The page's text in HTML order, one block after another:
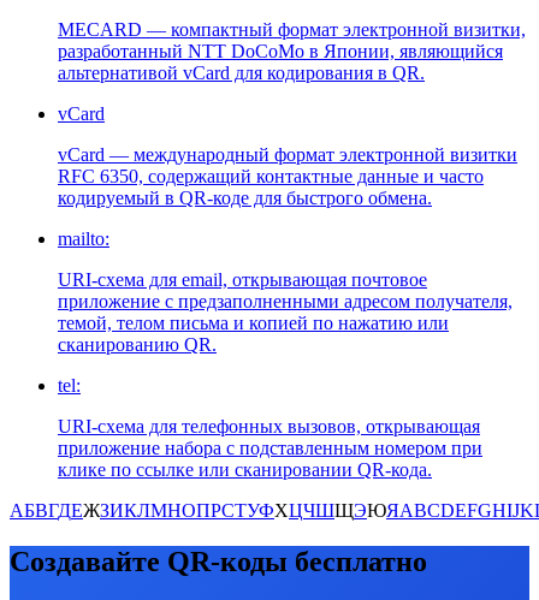
MECARD — компактный формат электронной визитки,
разработанный NTT DoCoMo в Японии, являющийся
альтернативой vCard для кодирования в QR.
vCard
vCard — международный формат электронной визитки
RFC 6350, содержащий контактные данные и часто
кодируемый в QR-коде для быстрого обмена.
mailto:
URI-схема для email, открывающая почтовое
приложение с предзаполненными адресом получателя,
темой, телом письма и копией по нажатию или
сканированию QR.
tel:
URI-схема для телефонных вызовов, открывающая
приложение набора с подставленным номером при
клике по ссылке или сканировании QR-кода.
АБВГДЕЖЗИКЛМНОПРСТУФХЦЧШЩЭЮЯABCDEFGHIJK
Создавайте QR-коды бесплатно